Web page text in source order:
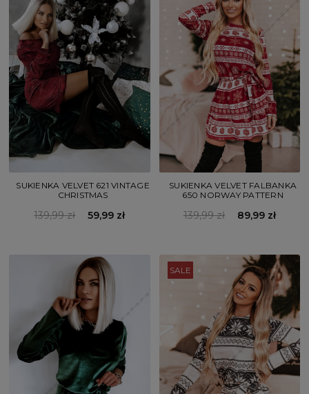
SUKIENKA VELVET 621 VINTAGE
CHRISTMAS
139,99 zł 59,99 zł
SUKIENKA VELVET FALBANKA
650 NORWAY PATTERN
139,99 zł 89,99 zł
SALE